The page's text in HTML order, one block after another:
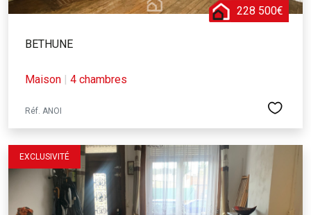
228 500€
BETHUNE
Maison | 4 chambres
Réf. ANOI
EXCLUSIVITÉ